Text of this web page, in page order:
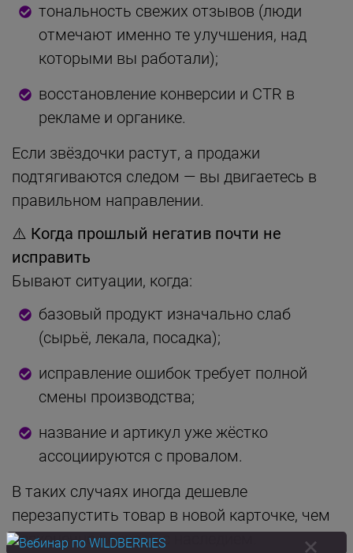
тональность свежих отзывов (люди
отмечают именно те улучшения, над
которыми вы работали);
восстановление конверсии и CTR в
рекламе и органике.
Если звёздочки растут, а продажи
подтягиваются следом — вы двигаетесь в
правильном направлении.
⚠️ Когда прошлый негатив почти не
исправить
Бывают ситуации, когда:
базовый продукт изначально слаб
(сырьё, лекала, посадка);
исправление ошибок требует полной
смены производства;
название и артикул уже жёстко
ассоциируются с провалом.
В таких случаях иногда дешевле
перезапустить товар в новой карточке, чем
бесконечно воевать с наследием.